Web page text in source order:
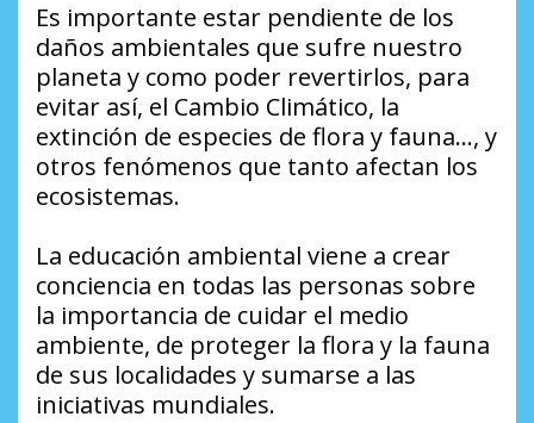
Es importante estar pendiente de los
daños ambientales que sufre nuestro
planeta y como poder revertirlos, para
evitar así, el Cambio Climático, la
extinción de especies de flora y fauna…, y
otros fenómenos que tanto afectan los
ecosistemas.
La educación ambiental viene a crear
conciencia en todas las personas sobre
la importancia de cuidar el medio
ambiente, de proteger la flora y la fauna
de sus localidades y sumarse a las
iniciativas mundiales.